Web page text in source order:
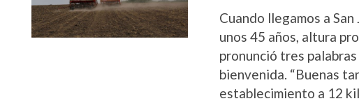
Cuando llegamos a
unos 45 años, altura
pronunció tres
bienvenida. “Buenas
establecimiento a 12